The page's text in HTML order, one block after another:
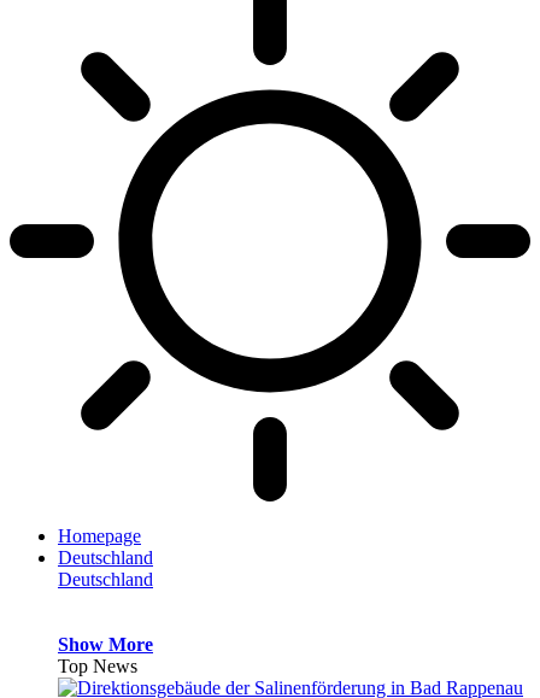
Homepage
Deutschland
Deutschland
Show More
Top News